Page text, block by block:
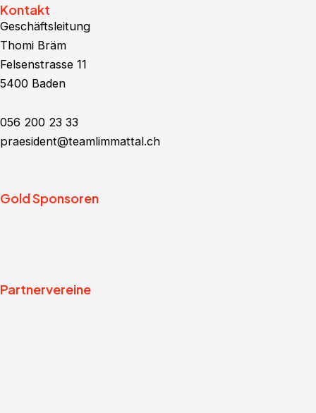
Kontakt
Geschäftsleitung
Thomi Bräm
Felsenstrasse 11
5400 Baden
056 200 23 33
praesident@teamlimmattal.ch
Gold Sponsoren
Partnervereine